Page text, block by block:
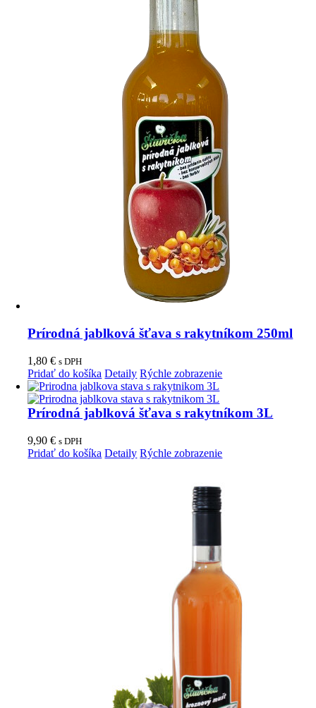
Prírodná jablková šťava s rakytníkom 250ml
1,80€ s DPH
Pridať do košíka Detaily Rýchle zobrazenie
Prírodná jablková šťava s rakytníkom 3L
9,90€ s DPH
Pridať do košíka Detaily Rýchle zobrazenie